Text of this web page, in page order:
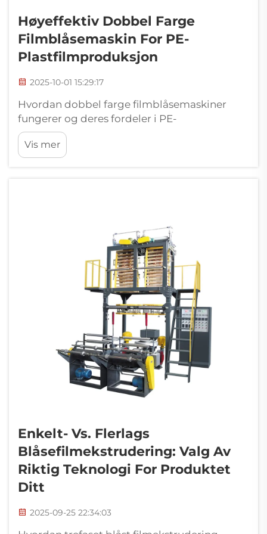
Høyeffektiv Dobbel Farge
Filmblåsemaskin For PE-
Plastfilmproduksjon
2025-10-01 15:29:17
Hvordan dobbel farge filmblåsemaskiner
fungerer og deres fordeler i PE-
filmproduksjon Hva er en dobbel farge
filmblåsemaskin? Dobbeltfarge
filmblåsemaskiner arbeider med co-
Vis mer
Enkelt- Vs. Flerlags
Blåsefilmekstrudering: Valg Av
Riktig Teknologi For Produktet
Ditt
2025-09-25 22:34:03